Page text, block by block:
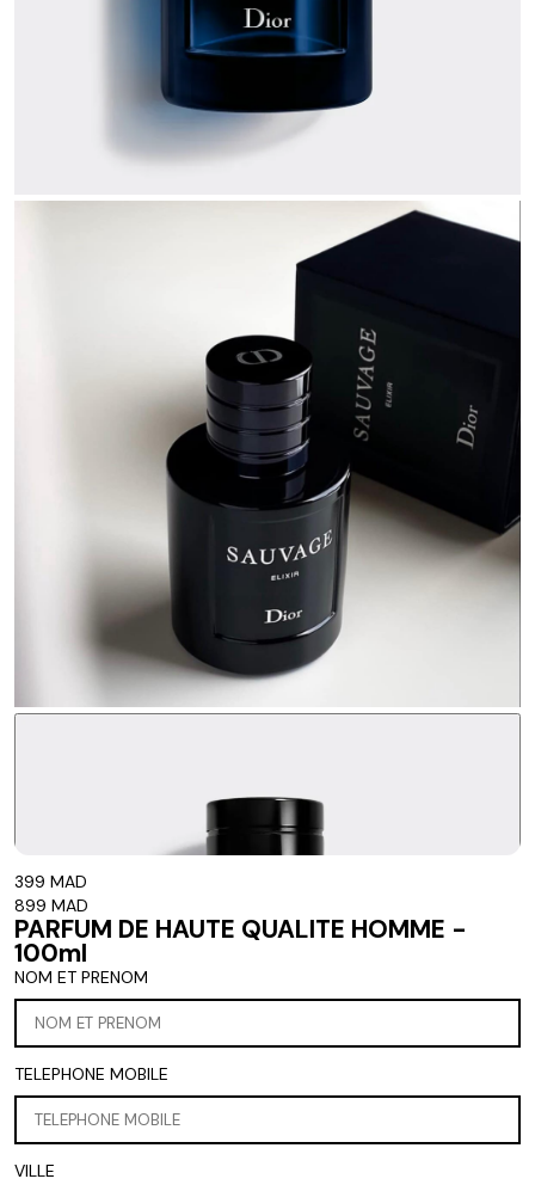
399 MAD
899 MAD
PARFUM DE HAUTE QUALITE HOMME -
100ml
NOM ET PRENOM
TELEPHONE MOBILE
VILLE